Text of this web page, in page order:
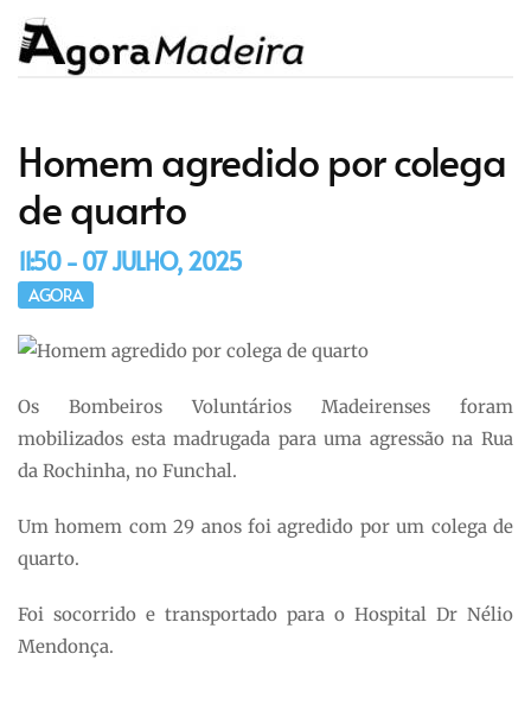
Homem agredido por colega
de quarto
11:50 - 07 JULHO, 2025
AGORA
Os Bombeiros Voluntários Madeirenses foram
mobilizados esta madrugada para uma agressão na Rua
da Rochinha, no Funchal.
Um homem com 29 anos foi agredido por um colega de
quarto.
Foi socorrido e transportado para o Hospital Dr Nélio
Mendonça.